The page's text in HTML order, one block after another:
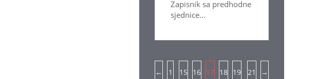
Zapisnik sa predhodne
sjednice...
Pagination
← 1 15 16 17 18 19 21 →